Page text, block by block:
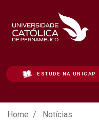
ESTUDE NA UNICAP
Notícias - Unicap
Home Notícias